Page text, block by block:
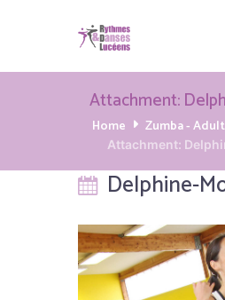
Attachment:
Home Zumba -
Attachment:
Delphine-